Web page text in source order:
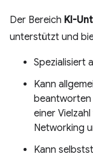
Der Bereich KI-
unterstützt und
Spezialisiert
Kann
beantworten
einer
Networking
Kann